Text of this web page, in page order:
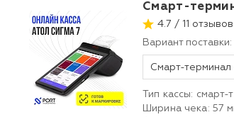
Смарт-
4.7 / 11 отзывов
Вариант поставки:
Тип кассы: смарт-
Ширина чека: 57